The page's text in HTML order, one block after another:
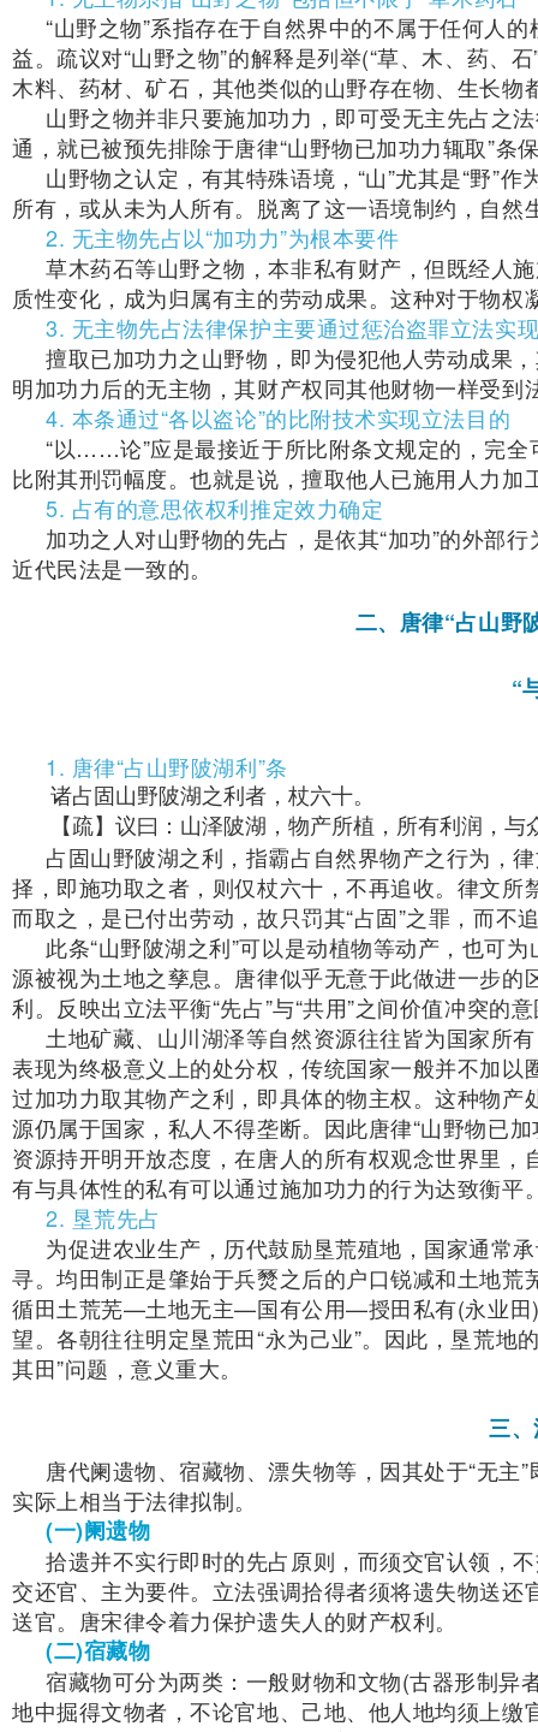
“山野之物”系指存在于自然界中的不属于任何人
益。疏议对“山野之物”的解释是列举(“草、木、药、
木料、药材、矿石，其他类似的山野存在物、生长物
山野之物并非只要施加功力，即可受无主先占之
通，就已被预先排除于唐律“山野物已加功力辄取”条
山野物之认定，有其特殊语境，“山”尤其是“野”
所有，或从未为人所有。脱离了这一语境制约，自然
2. 无主物先占以“加功力”为根本要件
草木药石等山野之物，本非私有财产，但既经人
质性变化，成为归属有主的劳动成果。这种对于物
3. 无主物先占法律保护主要通过惩治盗罪立法实
擅取已加功力之山野物，即为侵犯他人劳动成果
明加功力后的无主物，其财产权同其他财物一样受到
4. 本条通过“各以盗论”的比附技术实现立法目的
“以……论”应是最接近于所比附条文规定的，完全
比附其刑罚幅度。也就是说，擅取他人已施用人力
5. 占有的意思依权利推定效力确定
加功之人对山野物的先占，是依其“加功”的外部
近代民法是一致的。
二、唐律“占山野
“
1. 唐律“占山野陂湖利”条
诸占固山野陂湖之利者，杖六十。
【疏】议曰：山泽陂湖，物产所植，所有利润，
占固山野陂湖之利，指霸占自然界物产之行为，
择，即施功取之者，则仅杖六十，不再追收。律文
而取之，是已付出劳动，故只罚其“占固”之罪，而不
此条“山野陂湖之利”可以是动植物等动产，也可
源被视为土地之孳息。唐律似乎无意于此做进一步
利。反映出立法平衡“先占”与“共用”之间价值冲突的
土地矿藏、山川湖泽等自然资源往往皆为国家所
表现为终极意义上的处分权，传统国家一般并不加
过加功力取其物产之利，即具体的物主权。这种物
源仍属于国家，私人不得垄断。因此唐律“山野物已
资源持开明开放态度，在唐人的所有权观念世界里
有与具体性的私有可以通过施加功力的行为达致衡平
2. 垦荒先占
为促进农业生产，历代鼓励垦荒殖地，国家通常
寻。均田制正是肇始于兵燹之后的户口锐减和土地
循田土荒芜—土地无主—国有公用—授田私有(永业田
望。各朝往往明定垦荒田“永为己业”。因此，垦荒
其田”问题，意义重大。
三
唐代阑遗物、宿藏物、漂失物等，因其处于“无
实际上相当于法律拟制。
(一)阑遗物
拾遗并不实行即时的先占原则，而须交官认领，
交还官、主为要件。立法强调拾得者须将遗失物送
送官。唐宋律令着力保护遗失人的财产权利。
(二)宿藏物
宿藏物可分为两类：一般财物和文物(古器形制
地中掘得文物者，不论官地、己地、他人地均须上